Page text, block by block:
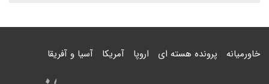
خاورمیانه پرونده هسته ای اروپا آمریکا آسیا و آفریقا